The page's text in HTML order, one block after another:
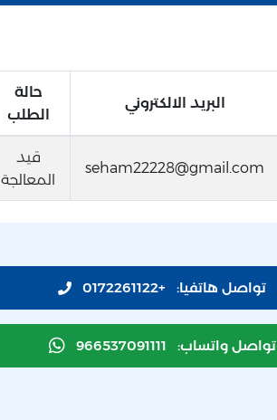
البريد الالكتروني
حالة
الطلب
seham22228@gmail.com
قيد
المعالجة
تواصل هاتفيا: +0172261122
تواصل واتساب: 966537091111